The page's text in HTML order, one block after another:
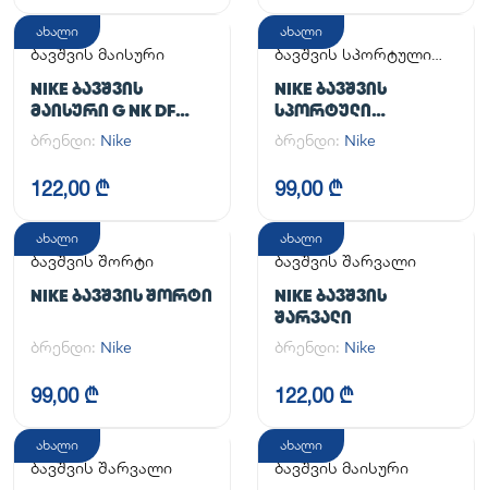
ახალი
ბავშვის მაისური
NIKE ᲑᲐᲕᲨᲕᲘᲡ
ᲛᲐᲘᲡᲣᲠᲘ G NK DF
ONE SS TOP
ბრენდი: Nike
122,00 ₾
ახალი
ბავშვის სპორტული
NIKE ᲑᲐᲕᲨᲕᲘᲡ
ᲡᲞᲝᲠᲢᲣᲚᲘ
ᲙᲝᲛᲞᲚᲔᲥᲢᲘ
ბრენდი: Nike
99,00 ₾
ახალი
ბავშვის შორტი
NIKE ᲑᲐᲕᲨᲕᲘᲡ ᲨᲝᲠᲢᲘ
ბრენდი: Nike
99,00 ₾
ახალი
ბავშვის შარვალი
NIKE ᲑᲐᲕᲨᲕᲘᲡ
ᲨᲐᲠᲕᲐᲚᲘ
ბრენდი: Nike
122,00 ₾
ახალი
ბავშვის შარვალი
ახალი
ბავშვის მაისური